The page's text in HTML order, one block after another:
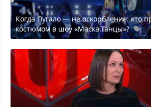
Когда Пугало — не оскорбление: кто
костюмом в шоу «Маска.Танцы»?